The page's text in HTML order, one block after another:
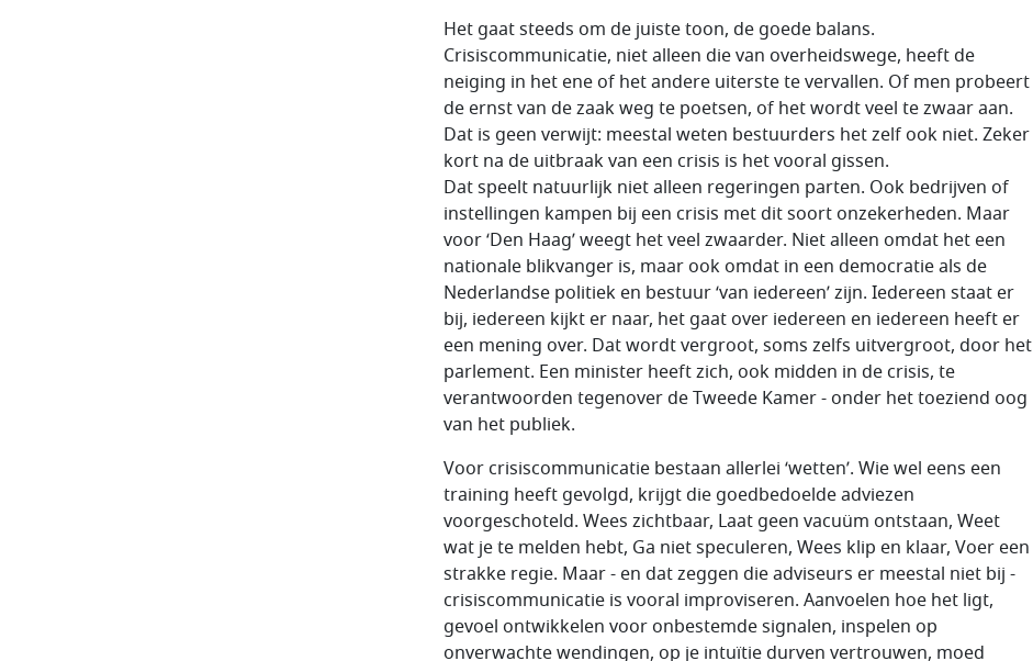
Het gaat steeds om de juiste toon, de goede balans.
Crisiscommunicatie, niet alleen die van overheidswege, heeft de
neiging in het ene of het andere uiterste te vervallen. Of men probeert
de ernst van de zaak weg te poetsen, of het wordt veel te zwaar aan.
Dat is geen verwijt: meestal weten bestuurders het zelf ook niet. Zeker
kort na de uitbraak van een crisis is het vooral gissen.
Dat speelt natuurlijk niet alleen regeringen parten. Ook bedrijven of
instellingen kampen bij een crisis met dit soort onzekerheden. Maar
voor ‘Den Haag’ weegt het veel zwaarder. Niet alleen omdat het een
nationale blikvanger is, maar ook omdat in een democratie als de
Nederlandse politiek en bestuur ‘van iedereen’ zijn. Iedereen staat er
bij, iedereen kijkt er naar, het gaat over iedereen en iedereen heeft er
een mening over. Dat wordt vergroot, soms zelfs uitvergroot, door het
parlement. Een minister heeft zich, ook midden in de crisis, te
verantwoorden tegenover de Tweede Kamer - onder het toeziend oog
van het publiek.
Voor crisiscommunicatie bestaan allerlei ‘wetten’. Wie wel eens een
training heeft gevolgd, krijgt die goedbedoelde adviezen
voorgeschoteld. Wees zichtbaar, Laat geen vacuüm ontstaan, Weet
wat je te melden hebt, Ga niet speculeren, Wees klip en klaar, Voer een
strakke regie. Maar - en dat zeggen die adviseurs er meestal niet bij -
crisiscommunicatie is vooral improviseren. Aanvoelen hoe het ligt,
gevoel ontwikkelen voor onbestemde signalen, inspelen op
onverwachte wendingen, op je intuïtie durven vertrouwen, moed